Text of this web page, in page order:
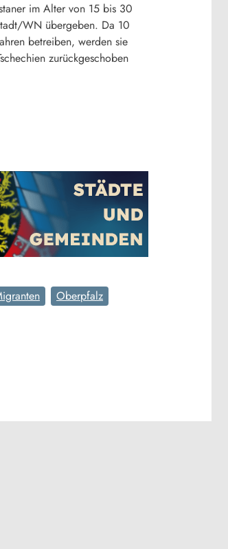
im Alter von 15 bis 30
WN übergeben. Da 10
betreiben, werden sie
zurückgeschoben
Oberpfalz